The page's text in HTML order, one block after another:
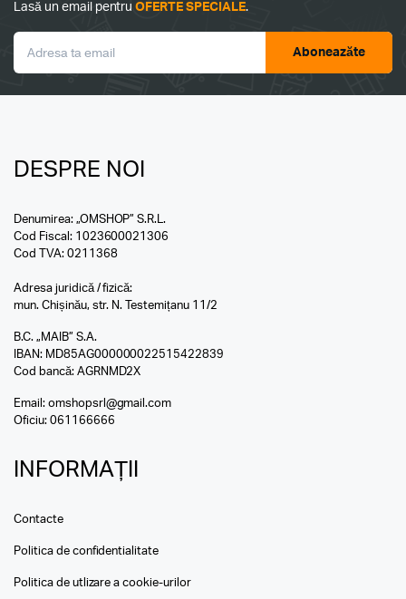
Lasă un email pentruOFERTE SPECIALE.
Aboneazăte
DESPRE NOI
Denumirea: „OMSHOP” S.R.L.
Cod Fiscal: 1023600021306
Cod TVA: 0211368
Adresa juridică / fizică:
mun. Chișinău, str. N. Testemițanu 11/2
B.C. „MAIB” S.A.
IBAN: MD85AG000000022515422839
Cod bancă: AGRNMD2X
Email: omshopsrl@gmail.com
Oficiu: 061166666
INFORMAȚII
Contacte
Politica de confidentialitate
Politica de utlizare a cookie-urilor